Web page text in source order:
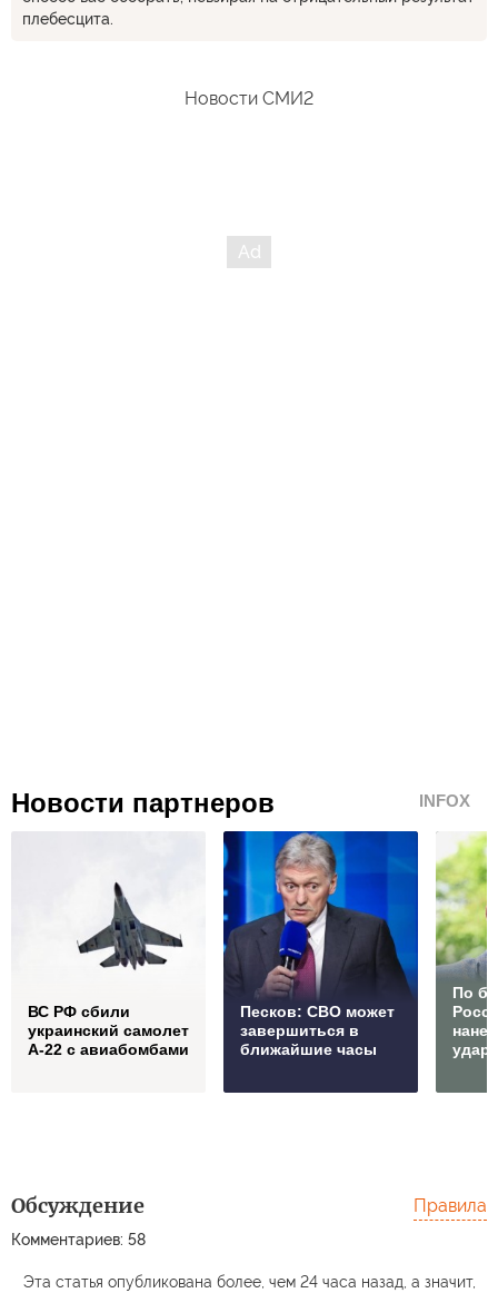
плебесцита.
Новости СМИ2
Новости партнеров INFOX
ВС РФ сбили
украинский самолет
А-22 с авиабомбами
Песков: СВО может
завершиться в
ближайшие часы
По
удар
Обсуждение
Комментариев: 58
Правила
Эта статья опубликована более, чем 24 часа назад, а значит,